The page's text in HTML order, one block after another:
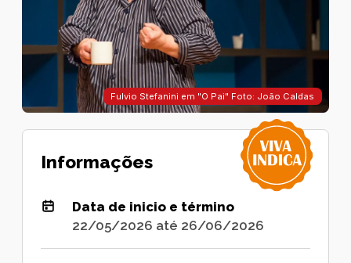
Fulvio Stefanini em "O Pai" Foto: João Caldas
Informações
Data de inicio e término
22/05/2026 até 26/06/2026